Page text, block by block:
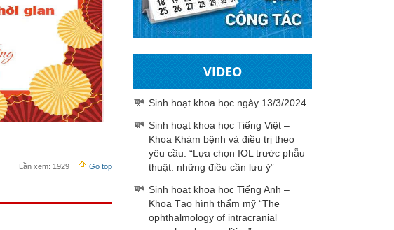
Lần xem: 1929 Go top
VIDEO
Sinh hoạt khoa học ngày 13/3/2024
Sinh hoạt khoa học Tiếng Việt –
Khoa Khám bệnh và điều trị theo
yêu cầu: “Lựa chọn IOL trước phẫu
thuật: những điều cần lưu ý”
Sinh hoạt khoa học Tiếng Anh –
Khoa Tạo hình thẩm mỹ “The
ophthalmology of intracranial